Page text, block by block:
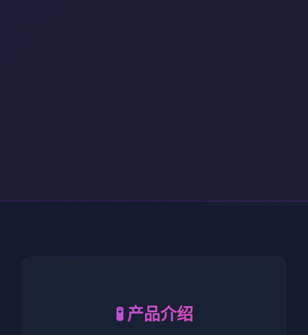
🧪 产品介绍